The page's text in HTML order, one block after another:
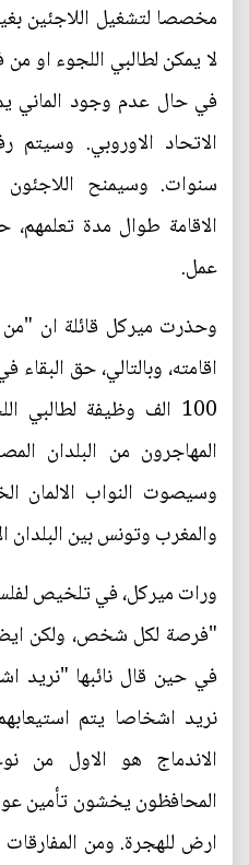
مخصصا لتشغيل اللاجئين
لا يمكن لطالبي اللجوء او
في حال عدم وجود الماني
الاتحاد الاوروبي. وسيتم
سنوات. وسيمنح اللاجئون
الاقامة طوال مدة
عمل.
وحذرت ميركل قائلة ان
اقامته، وبالتالي، حق
100 الف وظيفة
المهاجرون من البلدان
وسيصوت النواب الالمان
والمغرب وتونس بين البلدان
ورات ميركل، في تلخيص
"فرصة لكل شخص، ولكن
في حين قال نائبها "نريد
نريد اشخاصا يتم
الاندماج هو الاول من
المحافظون يخشون تأمين
ارض للهجرة. ومن